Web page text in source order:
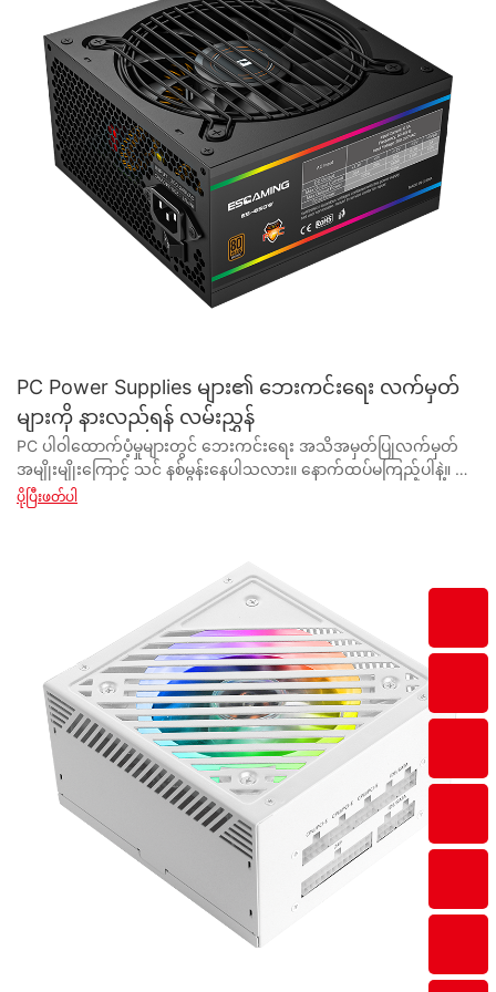
PC Power Supplies များ၏ ဘေးကင်းရေး လက်မှတ်
များကို နားလည်ရန် လမ်းညွှန်
PC ပါဝါထောက်ပံ့မှုများတွင် ဘေးကင်းရေး အသိအမှတ်ပြုလက်မှတ် အမျိုးမျိုးကြောင့် သင် နစ်မွန်းနေပါသလား။ နောက်ထပ်မကြည့်ပါနဲ့။ ဤပြည့်စုံသောလမ်းညွှန်ချက်သည် မတူညီသော အသိအမှတ်ပြုလက်မှတ်များကို ခွဲခြမ်းစိပ်ဖြာပြီး သင့်ကွန်ပျူတာအတွက် ဘေးကင်းပြီး ယုံကြည်စိတ်ချရသော ပါဝါထောက်ပံ့မှုကို သေချာစေရန်အတွက် မည်သည့်အရာများသည် အရေးကြီးကြောင်း နားလည်ကူညီပေးပါမည်။ အသိပေးပြီး သင့် PC စနစ်ထည့်သွင်းမှုအတွက် အကောင်းဆုံးရွေးချယ်မှုပြုလုပ်ပါ။ - PC Power Supplies ၏ ခြုံငုံသုံးသပ်ချက်နှင့် Safety Certifications ၏ အရေးပါမှု ယနေ့နည်းပညာဖြင့်မောင်းနှင်သောကမ္ဘာတွင်၊ PC power supply နှင့်ပတ်သက်လာသောအခါဘေးကင်းရေးလက်မှတ်များ၏အရေးကြီးမှုကိုနားလည်ရန်အရေးကြီးပါသည်။ မည်သည့်ကွန်ပြူတာစနစ်၏ဗဟိုချက်အဖြစ်မဆို အကောင်းဆုံးစွမ်းဆောင်ရည်နှင့် လုပ်ဆောင်နိုင်စွမ်းကိုသေချာစေရန်အတွက် လိုအပ်သော လျှပ်စစ်စွမ်းအင်ကို ပါဝါထောက်ပံ့မှုတွင် တာဝန်ရှိပါသည်။ ယုံကြည်စိတ်ချရပြီး ဘေးကင်းလုံခြုံသော ပါဝါထောက်ပံ့မှုမရှိပါက ကွန်ပျူတာစနစ်သည် ပျက်စီးခြင်း၊ ချွတ်ယွင်းခြင်း သို့မဟုတ် မီးဘေးအန္တရာယ်များပင် ဖြစ်နိုင်ချေရှိသည်။ PC ပါဝါထောက်ပံ့မှုကို ဝယ်ယူသည့်အခါတွင် သုံးစွဲသူများသည် ပါဝါထောက်ပံ့ရောင်းချသူများနှင့် ထုတ်လုပ်သူများထံမှ ရွေးချယ်စရာများစွာနှင့် ရင်ဆိုင်ရလေ့ရှိသည်။ သင့်ကွန်ပြူတာစနစ်၏ ဘေးကင်းပြီး အသက်ရှည်ကြောင်း သေချာစေရန်အတွက် အဆိုပါ ပါဝါထောက်ပံ့မှုများနှင့် ဆက်စပ်သော ဘေးကင်းရေး လက်မှတ်များကို နားလည်ရန် အရေးကြီးပါသည်။ ပထမဦးစွာ၊ အရေးကြီးဆုံးအချက်မှာ power supply သည် မည်ကဲ့သို့ လုပ်ဆောင်သည်ကို နားလည်ရန် အရေးကြီးပါသည်။ PC ပါဝါထောက်ပံ့မှုသည် နံရံပလပ်ပေါက်မှ AC ပါဝါအား DC ပါဝါအဖြစ်သို့ ပြောင်းလဲပေးသည့် စက်ပစ္စည်းတစ်ခုဖြစ်ပြီး ကွန်ပျူတာစနစ်အတွင်းရှိ အစိတ်အပိုင်းများကို အသုံးပြုနိုင်သည်။ ဤလုပ်ငန်းစဉ်တွင် ကာပတ်စီတာများ၊ ထရန်စစ္စတာများနှင့် ထရန်စဖော်မာများကဲ့သို့ အမျိုးမျိုးသော လျှပ်စစ်အစိတ်အပိုင်းများပါ၀င်ပြီး ၎င်းတို့အားလုံးသည် အရည်အသွေးမြင့်ပြီး ဘေးကင်းလုံခြုံသော စံချိန်စံညွှန်းများနှင့် ကိုက်ညီရမည် ဖြစ်သည်။ PC ပါဝါထောက်ပံ့မှုကို ၀ ယ်သောအခါရှာဖွေရန်အရေးကြီးဆုံးဘေးကင်းလုံခြုံရေးလက်မှတ်များထဲမှတစ်ခုမှာ UL (Underwriters Laboratories) လက်မှတ်ဖြစ်သည်။ ဤအသိအမှတ်ပြုလက်မှတ်သည် ပါဝါထောက်ပံ့မှုကို စမ်းသပ်ပြီး ကမ္ဘာလုံးဆိုင်ရာ အသိအမှတ်ပြုဘေးကင်းရေးအဖွဲ့အစည်း UL မှ သတ်မှတ်ထားသည့် ဘေးကင်းရေးစံနှုန်းများနှင့် ကိုက်ညီကြောင်း သေချာစေပါသည်။ UL အသိအမှတ်ပြု ပါဝါထောက်ပံ့မှုတစ်ခုသည် လျှပ်စစ်ရှော့ခ်ဖြစ်မှု၊ မီးဘေးအန္တရာယ်နှင့် အခြားဖြစ်နိုင်ခြေအန္တရာယ်များအတွက် တင်းကျပ်သောဘေးကင်းရေးစံနှုန်းများနှင့် ကိုက်ညီကြောင်း သေချာစေရန် ပြင်းထန်သောစမ်းသပ်မှုကို ပြုလုပ်ထားသည်။ UL လက်မှတ်အပြင် PC ပါဝါထောက်ပံ့မှုကို ဝယ်ယူသည့်အခါ ရှာဖွေရန် အခြားဘေးကင်းလုံခြုံရေး လက်မှတ်များလည်း ရှိသေးသည်။ ၎င်းတို့တွင် CE (Conformité Européenne)၊ FCC (ဖက်ဒရယ်ဆက်သွယ်ရေးကော်မရှင်) နှင့် RoHS (အန္တရာယ်ရှိသောပစ္စည်းကန့်သတ်ခြင်း) ကဲ့သို့သော အသိအမှတ်ပြုလက်မှတ်များ ပါဝင်သည်။ ဤထောက်ခံချက်တစ်ခုစီသည် ပါဝါထောက်ပံ့မှုကို စမ်းသပ်ပြီး မတူညီသော ဒေသများနှင့် စည်းမျဉ်းများအလိုက် ဘေးကင်းရေးစံနှုန်းများနှင့် ကိုက်ညီကြောင်း သေချာစေသည်။ ပါဝါထောက်ပံ့သူ သို့မဟုတ် ထုတ်လုပ်သူအား ရွေးချယ်သည့်အခါ၊ ဘေးကင်းပြီး ယုံကြည်စိတ်ချရသော ပါဝါထောက်ပံ့ရေးပစ္စည်းများ ထုတ်လုပ်ခြင်းအတွက် ၎င်းတို့၏ ဂုဏ်သတင်းနှင့် ခြေရာခံမှတ်တမ်းကို သုတေသနပြုရန် အရေးကြီးပါသည်။ အရည်အသွေးမြင့်ထုတ်ကုန်များထုတ်လုပ်သည့်သမိုင်းကြောင်းရှိပြီး ဘေးကင်းရေးနှင့် စက်မှုလုပ်ငန်းစံနှုန်းများကိုလိုက်နာရန် ခိုင်မာသောကတိကဝတ်ရှိသည့်ကုမ္ပဏီများကို ရှာဖွေပါ။ နိဂုံးချုပ်အနေဖြင့်၊ PC ပါဝါထောက်ပံ့မှုများ၏ ဘေးကင်းရေး အသိအမှတ်ပြုလက်မှတ်များကို နားလည်ခြင်းသည် သင့်ကွန်ပျူတာစနစ်၏ ဘေးကင်းမှုနှင့် ယုံကြည်စိတ်ချရမှုကို သေချာစေရန်အတွက် အရေးကြီးပါသည်။ ကျော်ကြားသောအဖွဲ့အစည်းများမှ စမ်းသပ်ပြီး အသိအမှတ်ပြုထားသော ပါဝါထောက်ပံ့မှုအား ရွေးချယ်ခြင်းဖြင့်၊ သင့်ကွန်ပျူတာစနစ်ကို ဖြစ်နိုင်ချေရှိသော အန္တရာယ်များနှင့် အန္တရာယ်များမှ ကာကွယ်ထားကြောင်း သင်စိတ်ချနိုင်ပါသည်။ PC ပါဝါထောက်ပံ့မှုကို ဝယ်ယူသည့်အခါ ဘေးကင်းရေးကို အမြဲဦးစားပေးရန် မမေ့ပါနှင့်၊ သင့်စိတ်အေးချမ်းမှုအတွက် ဂုဏ်သိက္ခာရှိသော ပါဝါထောက်ပံ့သူ သို့မဟုတ် ထုတ်လုပ်သူအား ရွေးချယ်ပါ။ - PC Power Supplies အတွက် ဘုံလုံခြုံရေး လက်မှတ်များ ယနေ့ခေတ်ကမ္ဘာကြီးတွင်၊ အလုပ်၊ ဖျော်ဖြေရေး သို့မဟုတ် ဆက်သွယ်ရေးအတွက်ဖြစ်စေ ကျွန်ုပ်တို့၏နေ့စဉ်ဘဝများတွင် ကွန်ပျူတာများသည် မရှိမဖြစ်လိုအပ်သောအစိတ်အပိုင်းတစ်ခုဖြစ်လာသည်။ ကွန်ပျူတာတိုင်း၏ နှလုံးသားတွင် ပါဝါထောက်ပံ့ရေးယူနစ် (PSU) သည် ကွန်ပြူတာအတွင်းရှိ အစိတ်အပိုင်းအားလုံးကို ပါဝါပေးပို့ရန် တာဝန်ရှိသည်။ သင့်ကွန်ပြူတာတည်ဆောက်မှုအတွက် PSU ကိုရွေးချယ်သည့်အခါတွင် ထည့်သွင်းစဉ်းစားရမည့် အရေးကြီးဆုံးအချက်တစ်ခုမှာ ဘေးကင်းရေးလက်မှတ်များဖြစ်သည်။ ဤအသိအမှတ်ပြုလက်မှတ်များသည် PSU သည် ဘေးအန္တရာယ်ကင်းရှင်းမှုနှင့် အရည်အသွေးအတွက် အချို့သောစက်မှုလုပ်ငန်းစံနှုန်းများနှင့် ကိုက်ညီကြောင်း သေချာစေပြီး၊ သင့်ကွန်ပျူတာသည် ဖြစ်နိုင်ချေရှိသော အန္တရာယ်များမှ ကာကွယ်ပေးကြောင်း စိတ်အေးချမ်းသာစွာ ပေးဆောင်သည်။ သင်၏ PC အတွက် PSU ကိုရွေးချယ်ရာတွင် သင်ရှာဖွေသင့်သည့် ဘုံဘေးကင်းရေး လက်မှတ်များစွာရှိသည်။ ပထမဆုံးနှင့် အထင်ရှားဆုံး အသိအမှတ်ပြုလက်မှတ်မှာ ကမ္ဘာလုံးဆိုင်ရာ ဘေးကင်းရေးအတိုင်ပင်ခံနှင့် အသိအမှတ်ပြုလက်မှတ်ကုမ္ပဏီတစ်ခုဖြစ်သည့် Underwriters Laboratories မှ ထုတ်ပေးသော UL လက်မှတ်ဖြစ်သည်။ UL အသိအမှတ်ပြုလက်မှတ်ပါရှိသော PSU သည် တင်းကျပ်သောဘေးကင်းရေးစံနှုန်းများနှင့် ကိုက်ညီပြီး သတ်မှတ်ထားသောဘောင်များအတွင်း ဘေးကင်းစွာလည်ပတ်နိုင်စေရန်အတွက် ပြင်းထန်သောစမ်းသပ်မှုများကို ပြုလုပ်ခဲ့ပါသည်။ ရှာဖွေရန် နောက်ထပ်အရေးကြီးသော အသိအမှတ်ပြုလက်မှတ်မှာ PSU သည် ဥရောပသမဂ္ဂဘေးကင်းရေးစံနှုန်းများနှင့် ကိုက်ညီကြောင်း ညွှန်ပြသော CE အမှတ်အသားဖြစ်သည်။ CE အမှတ်အသားသည် EU တွင်ရောင်းချသည့် အီလက်ထရွန်နစ်ထုတ်ကုန်အားလုံးအတွက် မရှိမဖြစ်လိုအပ်ချက်ဖြစ်ပြီး PSU သည် လိုအပ်သောဘေးကင်းမှုနှင့် သဘာဝပတ်ဝန်းကျင်ဆိုင်ရာလိုအပ်ချက်များနှင့် ကိုက်ညီကြောင်း သေချာစေပါသည်။ UL နှင့် CE လက်မှတ်များအပြင် FCC၊ RoHS နှင့် TUV ကဲ့သို့သော အသိအမှတ်ပြုလက်မှတ်များကိုလည်း ရှာဖွေသင့်သည်။ FCC အသိအမှတ်ပြုလက်မှတ်သည် အမေရိကန်ပြည်ထောင်စုရှိ လျှပ်စစ်သံလိုက်ဝင်ရောက်စွက်ဖက်မှုဆိုင်ရာ စည်းမျဉ်းများနှင့် ကိုက်ညီကြောင်း သေချာစေပြီး RoHS လက်မှတ်သည် အီလက်ထရွန်နစ်ထုတ်ကုန်များတွင် အန္တရာယ်ရှိသော အရာအချို့အသုံးပြုမှုကို ကန့်သတ်ထားသည်။ အခြားတစ်ဖက်တွင် TUV အသိအမှတ်ပြုလက်မှတ်ကို ဂျာမန်အသိအမှတ်ပြုအဖွဲ့ TUV Rheinland မှထုတ်ပေးပြီး PSU သည် တင်းကျပ်သောဘေးကင်းမှုနှင့် အရည်အသွေးစံနှုန်းများနှင့်ပြည့်မီကြောင်း အာမခံပါသည်။ သင့် PC အတွက် PSU တစ်ခုကို ရွေးချယ်သောအခါတွင် လိုအပ်သော ဘေးကင်းရေး အသိအမှတ်ပြု လက်မှတ်များပါရှိသော ထုတ်ကုန်များကို ပေးဆောင်သည့် ဂုဏ်သိက္ခာရှိသော ပါဝါထောက်ပံ့သူ သို့မဟုတ် ပါဝါထောက်ပံ့သည့် ထုတ်လုပ်သူအား ရှာဖွေရန် အရေးကြီးပါသည်။ မှန်ကန်သော အသိအမှတ်ပြုလက်မှတ်များနှင့်အတူ PSU ကို ရွေးချယ်ခြင်းဖြင့်၊ သင့်ကွန်ပျူတာသည် လျှပ်စစ်အန္တရာယ်များနှင့် ချို့ယွင်းချက်များမှ ကာကွယ်ထားကြောင်း သေချာစေကာ သင့် PC ကို ယုံကြည်စိတ်ချစွာ အသုံးပြုနိုင်မည်ဖြစ်သည်။ နိဂုံးချုပ်အနေဖြင့်၊ သင့်ကွန်ပျူတာ၏ ဘေးကင်းမှုနှင့် စွမ်းဆောင်ရည်ကို သေချာစေရန်အတွက် PC ပါဝါထောက်ပံ့မှုများ၏ လုံခြုံရေးဆိုင်ရာ အသိအမှတ်ပြုလက်မှတ်များကို နားလည်ရန် အရေးကြီးပါသည်။ ကျော်ကြားသော ပါဝါထောက်ပံ့သူ သို့မဟုတ် ထုတ်လုပ်သူထံမှ မှန်ကန်သော အသိအမှတ်ပြုလက်မှတ်များနှင့်အတူ PSU ကို ရွေးချယ်ခြင်းဖြင့်၊ သင်သည် သင်၏ရင်းနှီးမြှုပ်နှံမှုကို ကာကွယ်နိုင်ပြီး ယုံကြည်စိတ်ချရသော ကွန်ပျူတာအတွေ့အကြုံကို ခံစားနိုင်သည်။ ဒါကြောင့် နောက်တစ်ကြိမ် PSU အသစ်အတွက် စျေးကွက်ထဲရောက်တဲ့အခါ သင့်ကွန်ပျူတာဟာ ဘေးကင်းလုံခြုံကြောင်း သေချာစေဖို့ UL, CE, FCC, FCC, RoHS နဲ့ TUV အသိအမှတ်ပြုလက်မှတ်တွေကို ရှာကြည့်ပါ။ - ဘေးကင်းရေး အသိအမှတ်ပြုလက်မှတ်များအတွက် စံသတ်မှတ်ချက်များနှင့် စမ်းသပ်ခြင်းနည်းလမ်းများ PC ပါဝါထောက်ပံ့မှုများ၏ ဘေးကင်းမှုနှင့် ယုံကြည်စိတ်ချရမှုကို သေချာစေရန်အတွက် အမျိုးမျိုးသော ဘေးကင်းရေးဆိုင်ရာ အသိအမှတ်ပြုလက်မှတ်များကို နားလည်ရန် အရေးကြီးပါသည်။ ဤလမ်းညွှန်တွင်၊ လျှပ်စစ်ဓာတ်အားပေးသွင်းသူများနှင့် ဓာတ်အားပေးထုတ်လုပ်သူများ လိုက်နာရမည့် လုပ်ငန်းခွင်စံချိန်စံညွှန်းများနှင့်ကိုက်ညီသော အရည်အသွေးမြင့်ထုတ်ကုန်များကို စားသုံးသူများအား ပံ့ပိုးပေးနိုင်ရန် လုံခြုံရေးဆိုင်ရာ အသိအမှတ်ပြုလက်မှတ်များအတွက် စံနှုန်းများနှင့် စမ်းသပ်မှုနည်းလမ်းများကို ကျွန်ုပ်တို့ အသေးစိပ်လေ့လာပါမည်။ PC ပါဝါထောက်ပံ့မှုများအတွက် အရေးကြီးဆုံးဘေးကင်းလုံခြုံရေး အသိအမှတ်ပြုလက်မှတ်များထဲမှတစ်ခုမှာ UL (Underwriters Laboratories) လက်မှတ်ဖြစ်သည်။ UL သည် လျှပ်စစ်ထုတ်ကုန်များအတွက် တင်းကြပ်သော ဘေးကင်းရေး စံနှုန်းများကို သတ်မှတ်ပေးသည့် ကမ္ဘာတစ်ဝှမ်း အသိအမှတ်ပြု စမ်းသပ်ခြင်းနှင့် အသိအမှတ်ပြု လက်မှတ် အဖွဲ့အစည်းတစ်ခုဖြစ်သည်။ UL လက်မှတ်ရရှိရန်၊ ပါဝါထောက်ပံ့ထုတ်လုပ်သူများသည် ၎င်းတို့၏ထုတ်ကုန်များကို အဖွဲ့အစည်း၏ဘေးကင်းရေးလိုအပ်ချက်များနှင့် ကိုက်ညီကြောင်း သေချာစေရန် တင်းကျပ်သောစမ်းသပ်မှုလုပ်ထုံးလုပ်နည်းများထံ တင်ပြရမည်ဖြစ်သည်။ UL လက်မှတ်အတွက် စံသတ်မှတ်ချက်များတွင် လျှပ်ကာခံနိုင်ရည်၊ ယိုစိမ့်သောလျှပ်စီးကြောင်းနှင့် dielectric strength ကဲ့သို့သော လျှပ်စစ်အန္တရာယ်အတွက် စမ်းသပ်မှုများ ပါဝင်သည်။ ပါဝါထောက်ပံ့သူများသည် ၎င်းတို့၏ထုတ်ကုန်များသည် ဗို့အားထိန်းညှိမှုနှင့် ပါဝါထိရောက်မှုကဲ့သို့သော သီးခြားစွမ်းဆောင်ရည်စံနှုန်းများနှင့် ကိုက်ညီကြောင်း သေချာစေရမည်။ ထို့အပြင်၊ UL လက်မှတ်သည် လျှပ်စစ်သံလိုက်လိုက်ဖက်မှု (EMC) အတွက် ပါဝါထောက်ပံ့မှုများကို အခြားအီလက်ထရွန်နစ်ပစ္စည်းများနှင့် အနှောင့်အယှက်မဖြစ်စေကြောင်း သေချာစေရန်အတွက် လိုအပ်ပါသည်။ PC ပါဝါထောက်ပံ့မှုများအတွက် နောက်ထပ်အရေးကြီးသော ဘေးကင်းလုံခြုံရေး အသိအမှတ်ပြုလက်မှတ်မှာ FCC (ဖက်ဒရယ်ဆက်သွယ်ရေးကော်မရှင်) အသိအမှတ်ပြုလက်မှတ်ဖြစ်သည်။ FCC သည် အီလက်ထရွန်းနစ်ပစ္စည်းများ ဆက်သွယ်ရေးစနစ်များကို မနှောင့်ယှက်ကြောင်း သေချာစေရန်အတွက် လျှပ်စစ်သံလိုက်ဝင်ရောက်စွက်ဖက်မှု (EMI) နှင့် ရေဒီယိုကြိမ်နှုန်းကြားဖြတ် (RFI) တို့အတွက် စံနှုန်းများကို ချမှတ်ထားသည်။ ပါဝါထောက်ပံ့ထုတ်လုပ်သူများသည် ၎င်းတို့၏ထုတ်ကုန်များသည် အခြားအီလက်ထရွန်နစ်ပစ္စည်းများအား အနှောင့်အယှက်မဖြစ်အောင် ကာကွယ်ရန်နှင့် ဖြစ်ပေါ်လာနိုင်သော ကျန်းမာရေးအန္တရာယ်များမှ စားသုံးသူများကို ကာကွယ်ရန်အတွက် ၎င်းတို့၏ထုတ်ကုန်များကို FCC စည်းမျဉ်းများနှင့်အညီ လိုက်နာကြောင်း သေချာစေရမည်။ UL နှင့် FCC အသိအမှတ်ပြုလက်မှတ်များအပြင်၊ ပါဝါထောက်ပံ့သူများသည် CSA (Canadian Standards Association) နှင့် CE (Conformité Européenne) ကဲ့သို့သော အခြားအဖွဲ့အစည်းများထံမှ အသိအမှတ်ပြုလက်မှတ်များကို တောင်းခံနိုင်သည်။ ဤအသိအမှတ်ပြုလက်မှတ်များသည် ကနေဒါနှင့် ဥရောပရှိ စည်းကမ်းထိန်းသိမ်းရေးအဖွဲ့များမှ သတ်မှတ်ထားသော ဘေးကင်းမှုနှင့် စွမ်းဆောင်ရည်စံနှုန်းများနှင့် ကိုက်ညီကြောင်း သက်သေပြပါသည်။ ဘေးကင်းရေး အသိအမှတ်ပြုလက်မှတ်များအတွက် PC ပါဝါထောက်ပံ့မှုများကို စမ်းသပ်သည့်အခါ၊ ပါဝါထောက်ပံ့ထုတ်လုပ်သူများသည် ၎င်းတို့၏ထုတ်ကုန်များ၏ သမာဓိနှင့် ယုံကြည်စိတ်ချရမှုကို သေချာစေရန် တင်းကျပ်သော စမ်းသပ်မှုနည်းလမ်းများကို လိုက်နာရမည်ဖြစ်သည်။ စမ်းသပ်ခြင်းနည်းလမ်းများတွင် ပါဝါထောက်ပံ့မှု၏ အပူကို ပြေပျောက်စေနိုင်စွမ်းကို အကဲဖြတ်ရန် အပူစမ်းသပ်ခြင်း၊ ကွဲပြားခြားနားသော အပူချိန်နှင့် စိုထိုင်းဆအခြေအနေများအောက်တွင် ထုတ်ကုန်၏စွမ်းဆောင်ရည်ကို အကဲဖြတ်ရန် ပတ်ဝန်းကျင်စမ်းသပ်ခြင်းနှင့် ပါဝါထောက်ပံ့မှုသည် ရုပ်ပိုင်းဆိုင်ရာဖိစီးမှုကို ခံနိုင်ရည်ရှိစေရန် စက်ပိုင်းဆိုင်ရာ စမ်းသပ်ခြင်းတို့ ပါဝင်နိုင်သည်။ ယေဘုယျအားဖြင့်၊ P
ပိုပြီးဖတ်ပါ